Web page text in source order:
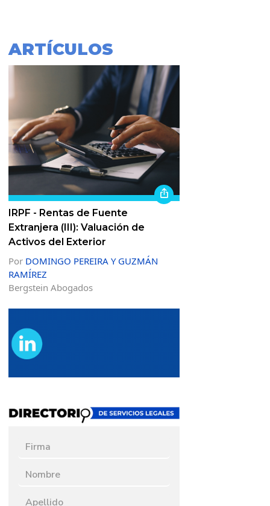
ARTÍCULOS
IRPF - Rentas de Fuente
Extranjera (III): Valuación de
Activos del Exterior
Por DOMINGO PEREIRA Y GUZMÁN
RAMÍREZ
Bergstein Abogados